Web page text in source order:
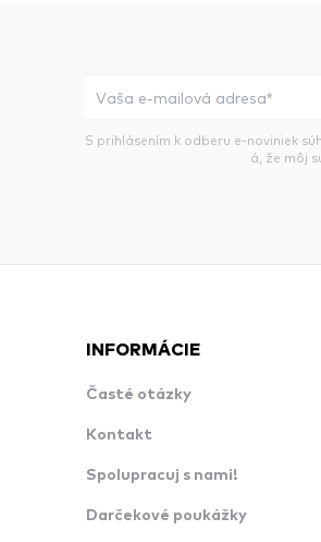
S prihlásením k odberu e-noviniek
á, že môj
INFORMÁCIE
Časté otázky
Kontakt
Spolupracuj s nami!
Darčekové poukážky